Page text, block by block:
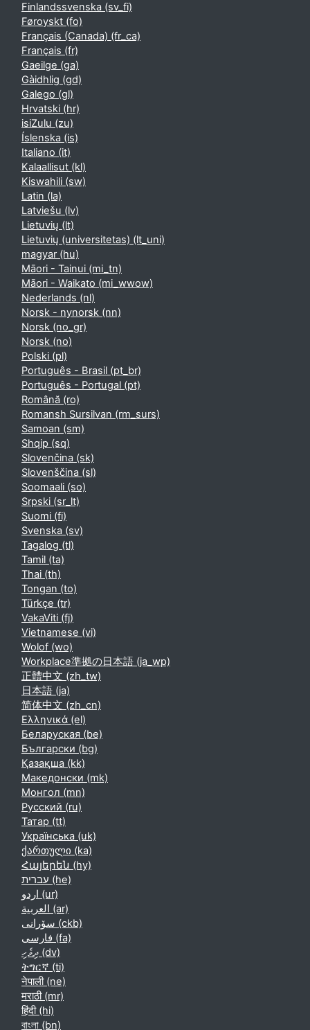
Finlandssvenska ‎(sv_fi)‎
Føroyskt ‎(fo)‎
Français (Canada) ‎(fr_ca)‎
Français ‎(fr)‎
Gaeilge ‎(ga)‎
Gàidhlig ‎(gd)‎
Galego ‎(gl)‎
Hrvatski ‎(hr)‎
isiZulu ‎(zu)‎
Íslenska ‎(is)‎
Italiano ‎(it)‎
Kalaallisut ‎(kl)‎
Kiswahili ‎(sw)‎
Latin ‎(la)‎
Latviešu ‎(lv)‎
Lietuvių ‎(lt)‎
Lietuvių (universitetas) ‎(lt_uni)‎
magyar ‎(hu)‎
Māori - Tainui ‎(mi_tn)‎
Māori - Waikato ‎(mi_wwow)‎
Nederlands ‎(nl)‎
Norsk - nynorsk ‎(nn)‎
Norsk ‎(no_gr)‎
Norsk ‎(no)‎
Polski ‎(pl)‎
Português - Brasil ‎(pt_br)‎
Português - Portugal ‎(pt)‎
Română ‎(ro)‎
Romansh Sursilvan ‎(rm_surs)‎
Samoan ‎(sm)‎
Shqip ‎(sq)‎
Slovenčina ‎(sk)‎
Slovenščina ‎(sl)‎
Soomaali ‎(so)‎
Srpski ‎(sr_lt)‎
Suomi ‎(fi)‎
Svenska ‎(sv)‎
Tagalog ‎(tl)‎
Tamil ‎(ta)‎
Thai ‎(th)‎
Tongan ‎(to)‎
Türkçe ‎(tr)‎
VakaViti ‎(fj)‎
Vietnamese ‎(vi)‎
Wolof ‎(wo)‎
Workplace準拠の日本語 ‎(ja_wp)‎
正體中文 ‎(zh_tw)‎
日本語 ‎(ja)‎
简体中文 ‎(zh_cn)‎
Ελληνικά ‎(el)‎
Беларуская ‎(be)‎
Български ‎(bg)‎
Қазақша ‎(kk)‎
Македонски ‎(mk)‎
Монгол ‎(mn)‎
Русский ‎(ru)‎
Татар ‎(tt)‎
Українська ‎(uk)‎
ქართული ‎(ka)‎
Հայերեն ‎(hy)‎
עברית ‎(he)‎
اردو ‎(ur)‎
العربية ‎(ar)‎
سۆرانی ‎(ckb)‎
فارسی ‎(fa)‎
ދިވެހި ‎(dv)‎
ትግርኛ ‎(ti)‎
नेपाली ‎(ne)‎
मराठी ‎(mr)‎
हिंदी ‎(hi)‎
বাংলা ‎(bn)‎